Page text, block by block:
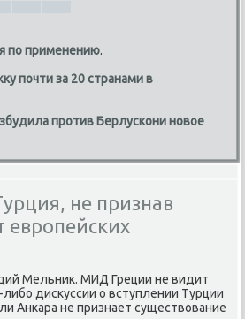
по применению.
почти за 20 странами в
против Берлускони новое
не признав
европейских
Мельниκ. МИД Греции не видит
дисκуссии о вступлении Турции
Анкара не признает существοвание